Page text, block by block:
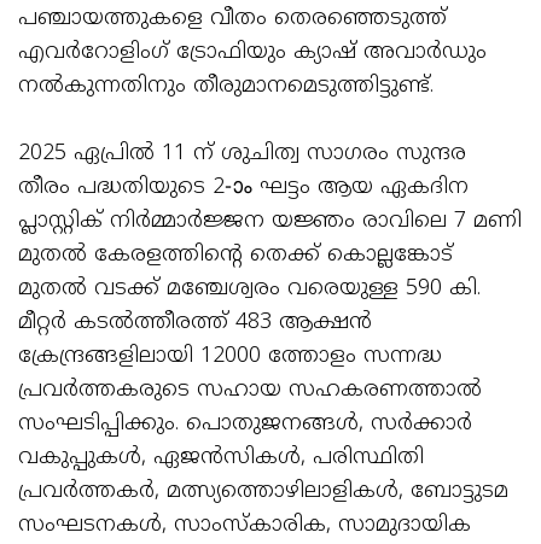
പഞ്ചായത്തുകളെ വീതം തെരഞ്ഞെടുത്ത്
എവർറോളിംഗ് ട്രോഫിയും ക്യാഷ് അവാർഡും
നൽകുന്നതിനും തീരുമാനമെടുത്തിട്ടുണ്ട്.
2025 ഏപ്രിൽ 11 ന് ശുചിത്വ സാഗരം സുന്ദര
തീരം പദ്ധതിയുടെ 2-ാം ഘട്ടം ആയ ഏകദിന
പ്ലാസ്റ്റിക് നിർമ്മാർജ്ജന യജ്ഞം രാവിലെ 7 മണി
മുതൽ കേരളത്തിന്റെ തെക്ക് കൊല്ലങ്കോട്
മുതൽ വടക്ക് മഞ്ചേശ്വരം വരെയുള്ള 590 കി.
മീറ്റർ കടൽത്തീരത്ത് 483 ആക്ഷൻ
ക്രേന്ദ്രങ്ങളിലായി 12000 ത്തോളം സന്നദ്ധ
പ്രവർത്തകരുടെ സഹായ സഹകരണത്താൽ
സംഘടിപ്പിക്കും. പൊതുജനങ്ങൾ, സർക്കാർ
വകുപ്പുകൾ, ഏജൻസികൾ, പരിസ്ഥിതി
പ്രവർത്തകർ, മത്സ്യത്തൊഴിലാളികൾ, ബോട്ടുടമ
സംഘടനകൾ, സാംസ്‌കാരിക, സാമുദായിക